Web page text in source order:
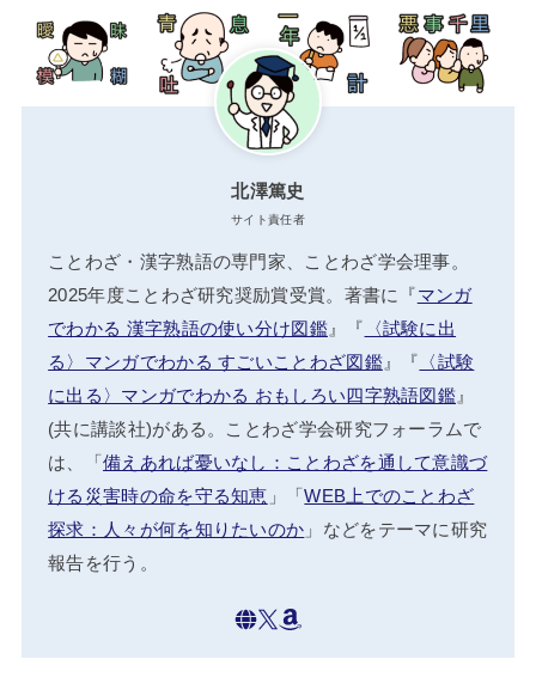
北澤篤史
サイト責任者
ことわざ・漢字熟語の専門家、ことわざ学会理事。
2025年度ことわざ研究奨励賞受賞。著書に『マンガ
でわかる 漢字熟語の使い分け図鑑』『 〈試験に出
る〉マンガでわかる すごいことわざ図鑑』『 〈試験
に出る〉マンガでわかる おもしろい四字熟語図鑑 』
(共に講談社)がある。ことわざ学会研究フォーラムで
は、「備えあれば憂いなし：ことわざを通して意識づ
ける災害時の命を守る知恵 」「WEB上でのことわざ
探求：人々が何を知りたいのか 」などをテーマに研究
報告を行う。